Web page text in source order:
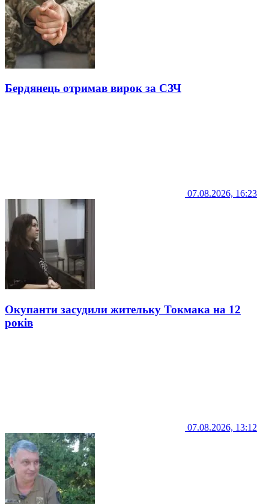
Бердянець отримав вирок за СЗЧ
07.08.2026, 16:23
Окупанти засудили жительку Токмака на 12
років
07.08.2026, 13:12